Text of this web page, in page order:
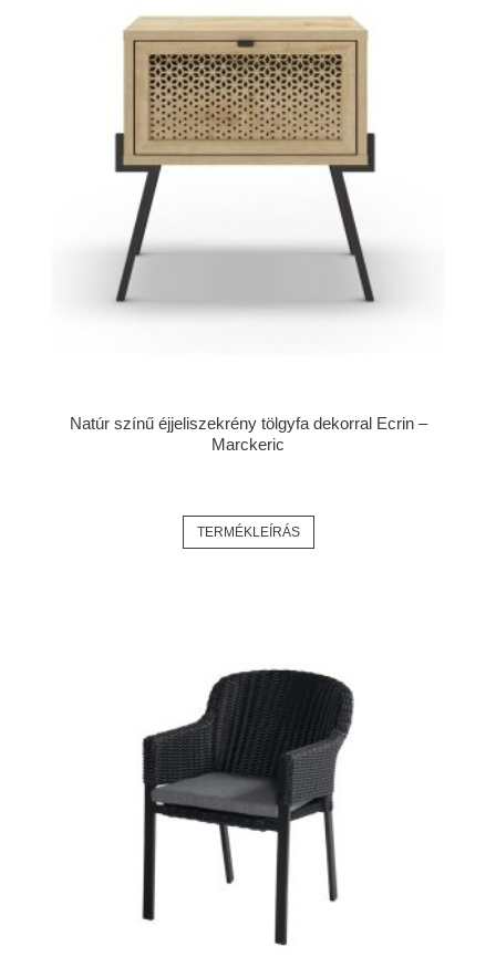
Natúr színű éjjeliszekrény tölgyfa dekorral Ecrin –
Marckeric
TERMÉKLEÍRÁS